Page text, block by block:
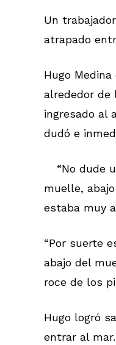
Un
atrapado
Hugo
alrededor de
ingresado al
dudó e
“No dude
muelle,
estaba muy
“Por suerte
abajo del
roce de los
Hugo logró
entrar al mar.